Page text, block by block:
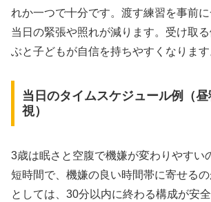
れか一つで十分です。渡す練習を事前に
当日の緊張や照れが減ります。受け取
ぶと子どもが自信を持ちやすくなります
当日のタイムスケジュール例（
視）
3歳は眠さと空腹で機嫌が変わりやすい
短時間で、機嫌の良い時間帯に寄せる
としては、30分以内に終わる構成が安全